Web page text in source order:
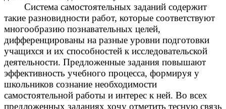
Система самостоятельных заданий содержит
такие разновидности работ, которые соответствуют
многообразию познавательных целей,
дифференцированы на разные уровни подготовки
учащихся и их способностей к исследовательской
деятельности. Предложенные задания повышают
эффективность учебного процесса, формируя у
школьников сознание необходимости
самостоятельной работы и интерес к ней. Во всех
предложенных заданиях хочу отметить тесную связь